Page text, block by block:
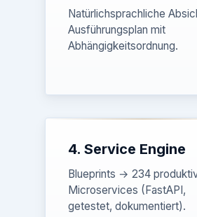
Natürlichsprachliche
Ausführungsplan mit
Abhängigkeitsordnung.
4. Service Engine
Blueprints → 234
Microservices (FastAPI,
getestet, dokumentiert).